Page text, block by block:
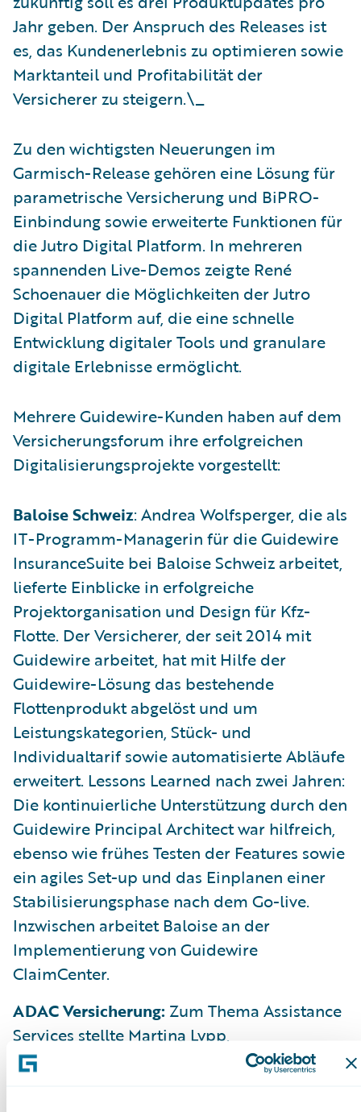
Jahr geben. Der Anspruch des Releases ist
es, das Kundenerlebnis zu optimieren sowie
Marktanteil und Profitabilität der
Versicherer zu steigern.\_
Zu den wichtigsten Neuerungen im
Garmisch-Release gehören eine Lösung für
parametrische Versicherung und BiPRO-
Einbindung sowie erweiterte Funktionen für
die Jutro Digital Platform. In mehreren
spannenden Live-Demos zeigte René
Schoenauer die Möglichkeiten der Jutro
Digital Platform auf, die eine schnelle
Entwicklung digitaler Tools und granulare
digitale Erlebnisse ermöglicht.
Mehrere Guidewire-Kunden haben auf dem
Versicherungsforum ihre erfolgreichen
Digitalisierungsprojekte vorgestellt:
Baloise Schweiz: Andrea Wolfsperger, die als
IT-Programm-Managerin für die Guidewire
InsuranceSuite bei Baloise Schweiz arbeitet,
lieferte Einblicke in erfolgreiche
Projektorganisation und Design für Kfz-
Flotte. Der Versicherer, der seit 2014 mit
Guidewire arbeitet, hat mit Hilfe der
Guidewire-Lösung das bestehende
Flottenprodukt abgelöst und um
Leistungskategorien, Stück- und
Individualtarif sowie automatisierte Abläufe
erweitert. Lessons Learned nach zwei Jahren:
Die kontinuierliche Unterstützung durch den
Guidewire Principal Architect war hilfreich,
ebenso wie frühes Testen der Features sowie
ein agiles Set-up und das Einplanen einer
Stabilisierungsphase nach dem Go-live.
Inzwischen arbeitet Baloise an der
Implementierung von Guidewire
ClaimCenter.
ADAC Versicherung: Zum Thema Assistance
Services stellte Martina Lypp,
Bereichsleitung Betriebsorganisation